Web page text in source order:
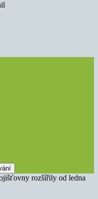
rozšířily od ledna